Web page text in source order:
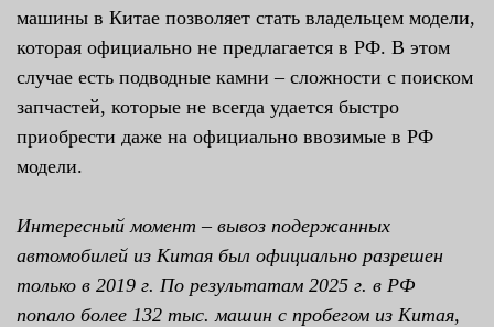
машины в Китае позволяет стать владельцем модели,
которая официально не предлагается в РФ. В этом
случае есть подводные камни – сложности с поиском
запчастей, которые не всегда удается быстро
приобрести даже на официально ввозимые в РФ
модели.
Интересный момент – вывоз подержанных
автомобилей из Китая был официально разрешен
только в 2019 г. По результатам 2025 г. в РФ
попало более 132 тыс. машин с пробегом из Китая,